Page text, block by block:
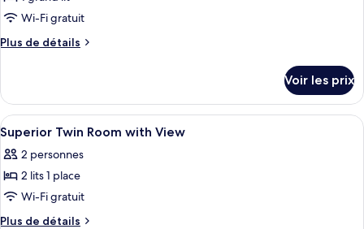
pour
ce
chambre :
Superior
Queen
Room
with
View
Wi-Fi gratuit
Plus de détails
Plus
le
type
de
chambre
Superior
Queen
with
View
Voir les prix
Afficher
toutes
les
photos
pour
ce
Une chambre d’hôtel avec un lit,
5
Superior Twin Room with View
2 personnes
2 lits 1 place
Wi-Fi gratuit
Plus de détails
Plus